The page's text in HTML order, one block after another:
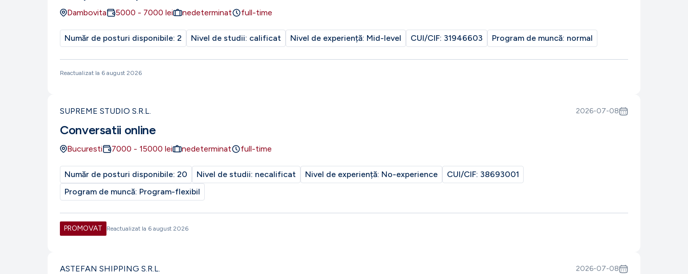
Dambovita 5000 - 7000 lei nedeterminat full-time
Număr de posturi disponibile: 2 Nivel de studii: calificat Nivel de experiență: Mid-level CUI/CIF: 31946603 Program de muncă: normal
Reactualizat la 6 august 2026
SUPREME STUDIO S.R.L. 2026-07-08
Conversatii online
Bucuresti 7000 - 15000 lei nedeterminat full-time
Număr de posturi disponibile: 20 Nivel de studii: necalificat Nivel de experiență: No-experience CUI/CIF: 38693001
Program de muncă: Program-flexibil
PROMOVAT Reactualizat la 6 august 2026
ASTEFAN SHIPPING S.R.L. 2026-07-08